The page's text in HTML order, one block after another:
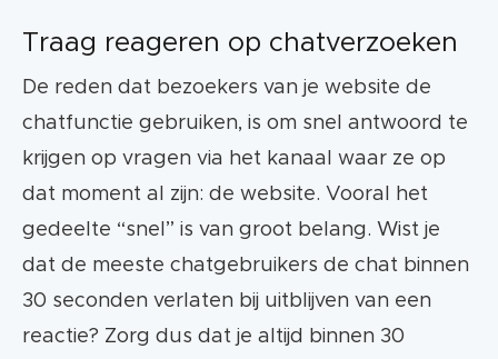
Traag reageren op chatverzoeken
De reden dat bezoekers van je website de
chatfunctie gebruiken, is om snel antwoord te
krijgen op vragen via het kanaal waar ze op
dat moment al zijn: de website. Vooral het
gedeelte “snel” is van groot belang. Wist je
dat de meeste chatgebruikers de chat binnen
30 seconden verlaten bij uitblijven van een
reactie? Zorg dus dat je altijd binnen 30